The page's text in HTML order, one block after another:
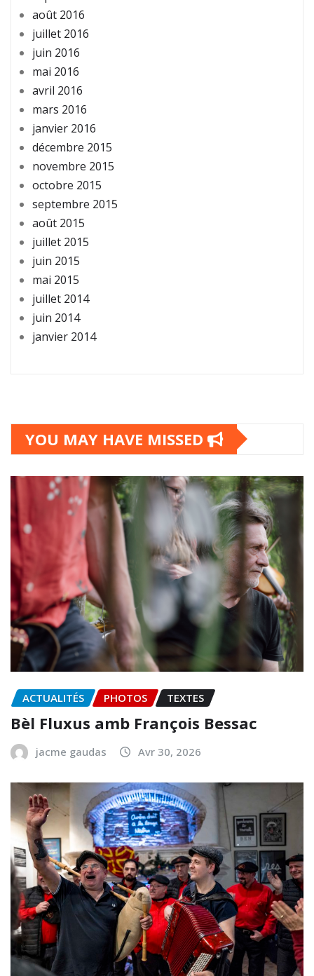
août 2016
juillet 2016
juin 2016
mai 2016
avril 2016
mars 2016
janvier 2016
décembre 2015
novembre 2015
octobre 2015
septembre 2015
août 2015
juillet 2015
juin 2015
mai 2015
juillet 2014
juin 2014
janvier 2014
YOU MAY HAVE MISSED
ACTUALITÉS PHOTOS TEXTES
Bèl Fluxus amb François Bessac
jacme gaudas Avr 30, 2026